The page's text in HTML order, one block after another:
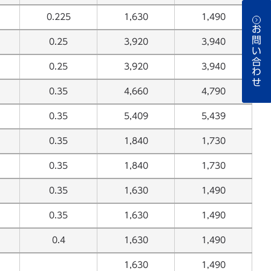
0.225 1,630 1,490
0.25 3,920 3,940
0.25 3,920 3,940
0.35 4,660 4,790
0.35 5,409 5,439
0.35 1,840 1,730
0.35 1,840 1,730
0.35 1,630 1,490
0.35 1,630 1,490
0.4 1,630 1,490
1,630 1,490
お問い合わせ